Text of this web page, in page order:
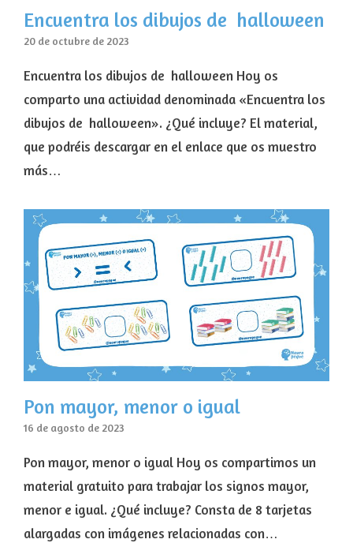
Encuentra los dibujos de halloween
20 de octubre de 2023
Encuentra los dibujos de halloween Hoy os
comparto una actividad denominada «Encuentra los
dibujos de halloween». ¿Qué incluye? El material,
que podréis descargar en el enlace que os muestro
más…
Pon mayor, menor o igual
16 de agosto de 2023
Pon mayor, menor o igual Hoy os compartimos un
material gratuito para trabajar los signos mayor,
menor e igual. ¿Qué incluye? Consta de 8 tarjetas
alargadas con imágenes relacionadas con…